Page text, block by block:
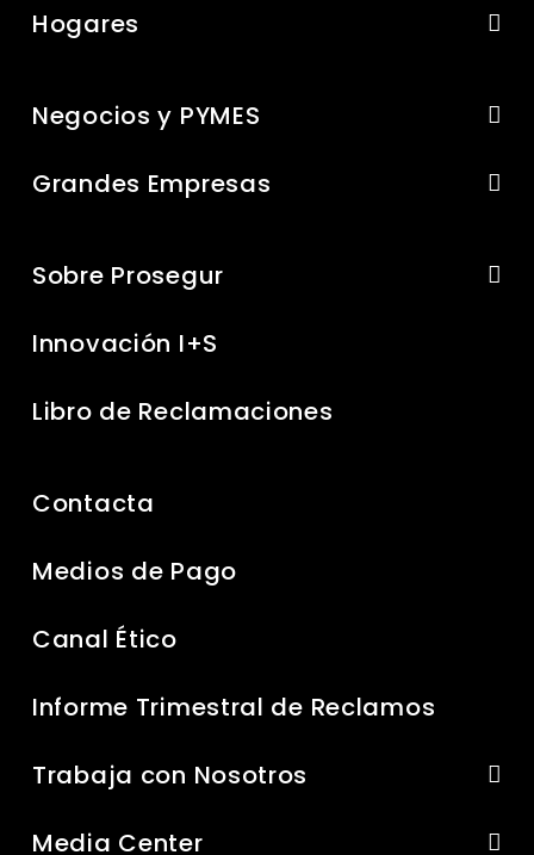
Hogares
Negocios y PYMES
Grandes Empresas
Sobre Prosegur
Innovación I+S
Libro de Reclamaciones
Contacta
Medios de Pago
Canal Ético
Informe Trimestral de Reclamos
Trabaja con Nosotros
Media Center